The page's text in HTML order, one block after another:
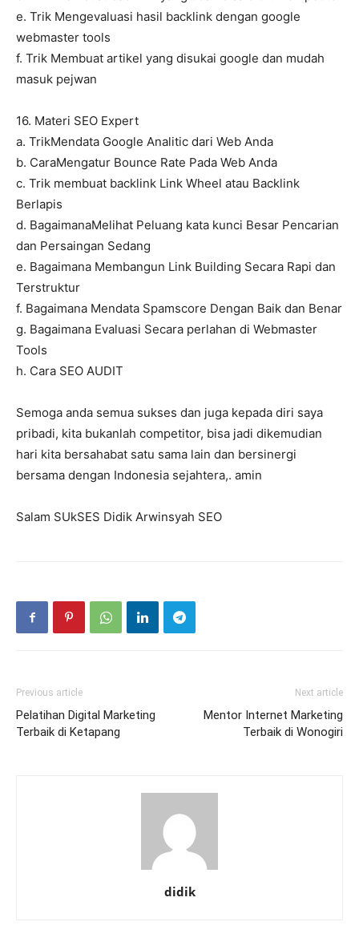
e. Trik Mengevaluasi hasil backlink dengan google
webmaster tools
f. Trik Membuat artikel yang disukai google dan mudah
masuk pejwan
16. Materi SEO Expert
a. TrikMendata Google Analitic dari Web Anda
b. CaraMengatur Bounce Rate Pada Web Anda
c. Trik membuat backlink Link Wheel atau Backlink
Berlapis
d. BagaimanaMelihat Peluang kata kunci Besar Pencarian
dan Persaingan Sedang
e. Bagaimana Membangun Link Building Secara Rapi dan
Terstruktur
f. Bagaimana Mendata Spamscore Dengan Baik dan Benar
g. Bagaimana Evaluasi Secara perlahan di Webmaster
Tools
h. Cara SEO AUDIT
Semoga anda semua sukses dan juga kepada diri saya
pribadi, kita bukanlah competitor, bisa jadi dikemudian
hari kita bersahabat satu sama lain dan bersinergi
bersama dengan Indonesia sejahtera,. amin
Salam SUkSES Didik Arwinsyah SEO
Previous article
Pelatihan Digital Marketing
Terbaik di Ketapang
Next article
Mentor Internet Marketing
Terbaik di Wonogiri
didik